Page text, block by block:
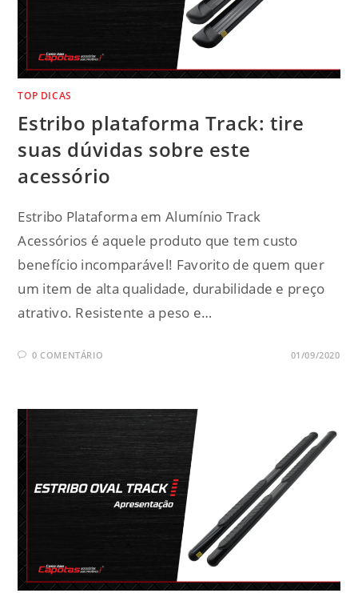
TOP DICAS
Estribo plataforma Track: tire
suas dúvidas sobre este
acessório
Estribo Plataforma em Alumínio Track
Acessórios é aquele produto que tem custo
benefício incomparável! Favorito de quem quer
um item de alta qualidade, durabilidade e preço
atrativo. Resistente a peso e…
0 COMENTÁRIO 01/09/2020